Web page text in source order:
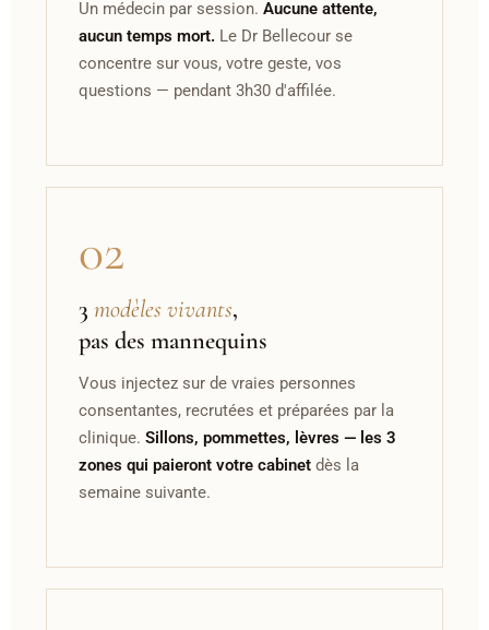
Un médecin par session. Aucune attente,
aucun temps mort. Le Dr Bellecour se
concentre sur vous, votre geste, vos
questions — pendant 3h30 d'affilée.
02
3 modèles vivants,
pas des mannequins
Vous injectez sur de vraies personnes
consentantes, recrutées et préparées par la
clinique. Sillons, pommettes, lèvres — les 3
zones qui paieront votre cabinetdès la
semaine suivante.